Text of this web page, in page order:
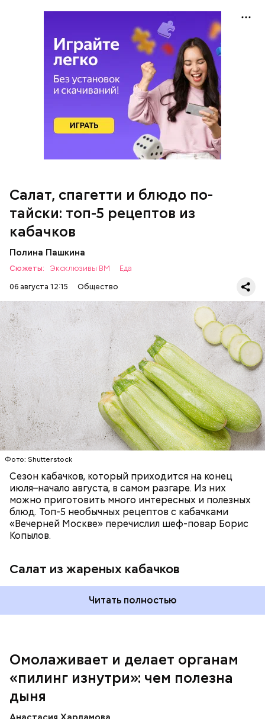
Салат, спагетти и блюдо по-
тайски: топ-5 рецептов из
кабачков
Полина Пашкина
Сюжеты: Эксклюзивы ВМ
Еда
06 августа 12:15
Общество
Фото: Shutterstock
Сезон кабачков, который приходится на конец
июля–начало августа, в самом разгаре. Из них
можно приготовить много интересных и полезных
блюд. Топ-5 необычных рецептов с кабачками
«Вечерней Москве» перечислил шеф-повар Борис
Копылов.
Салат из жареных кабачков
Ингредиенты:
кабачок;
петрушка;
оливковое масло;
Читать полностью
ЕДА ОВОЩИ РЕЦЕПТЫ
Омолаживает и делает органам
«пилинг изнутри»: чем полезна
дыня
кремний — укрепляет кости, зубы, волосы и
ногти и оказывает омолаживающее действие;
клетчатка — достаточно нежная и забирает
излишки холестерина, сахара и соли тяжелых
фолиевая кислота (в большом количестве) —
она необходима беременным женщинам,
Вред дыни
Фото: Shutterstock
Однако диетолог предупредила: не для всех дыня
может быть полезна. В первую очередь ее стоит
есть с осторожностью людям: